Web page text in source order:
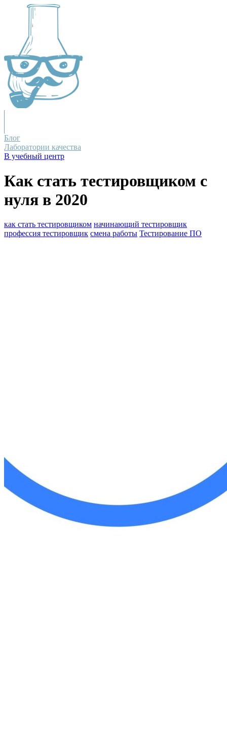
Блог
Лаборатории качества
В учебный центр
Как стать тестировщиком с
нуля в 2020
как стать тестировщиком начинающий тестировщик
профессия тестировщик смена работы Тестирование ПО